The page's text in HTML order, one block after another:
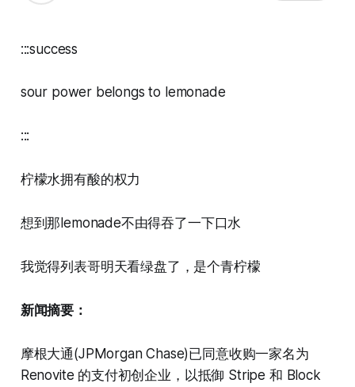
:::success
sour power belongs to lemonade
:::
柠檬水拥有酸的权力
想到那lemonade不由得吞了一下口水
我觉得列表哥明天看绿盘了，是个青柠檬
新闻摘要：
摩根大通(JPMorgan Chase)已同意收购一家名为
Renovite 的支付初创企业，以抵御 Stripe 和 Block